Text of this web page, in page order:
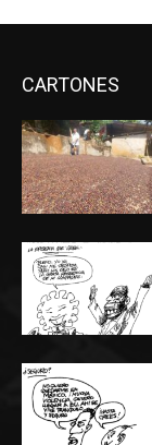
CARTONES